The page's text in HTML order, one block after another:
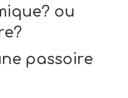
ou
passoire